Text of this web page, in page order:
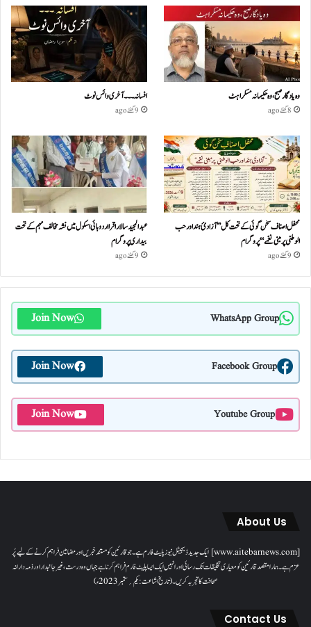
وہ یادگار صبح، وہ حکیمانہ مسکراہٹ
8 گھنٹے ago
افسانہ۔۔۔آخری وائس نوٹ
9 گھنٹے ago
محفل اصناف سخن گوئی کے تحت کل ”آزادئ ہند اور حب
الوطنی پر مبنی نغمے“پروگرام
9 گھنٹے ago
عبدالمجید سالار اقرا اردو ہائی اسکول میں نشہ مخالف مہم کے تحت
بیداری پروگرام
9 گھنٹے ago
WhatsApp Group
Join Now
Facebook Group
Join Now
Youtube Group
Join Now
About Us
[www.aitebarnews.com] ایک جدید ڈیجیٹل نیوز پلیٹ فارم ہے۔ جو قارئین کو مستند خبریں اور مضامین فراہم کرنے کے لیے پُر
عزم ہے۔ ہمارا مقصدقارئین کو معیاری تخلیقات تک رسائی اور انہیں ایک ایسا پلیٹ فارم فراہم کرنا ہے جہاں وہ درست، غیر جانبدار اور ذمہ دارانہ
صحافت کا تجربہ کریں۔( تاریخ اشاعت : یکم؍ ستمبر 2023ء)
Contact Us